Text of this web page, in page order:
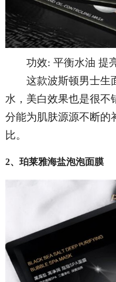
功效: 平衡水油 提
这款波斯顿男士生
水，美白效果也是很不
分能为肌肤源源不断的
比。
2、珀莱雅海盐泡泡面膜